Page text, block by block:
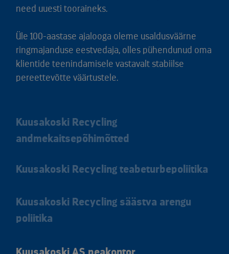
need uuesti tooraineks.
Üle 100-aastase ajalooga oleme usaldusväärne
ringmajanduse eestvedaja, olles pühendunud oma
klientide teenindamisele vastavalt stabiilse
pereettevõtte väärtustele.
Kuusakoski Recycling
andmekaitsepõhimõtted
Kuusakoski Recycling teabeturbepoliitika
Kuusakoski Recycling säästva arengu
poliitika